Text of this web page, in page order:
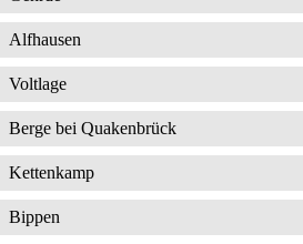
Alfhausen
Voltlage
Berge bei Quakenbrück
Kettenkamp
Bippen